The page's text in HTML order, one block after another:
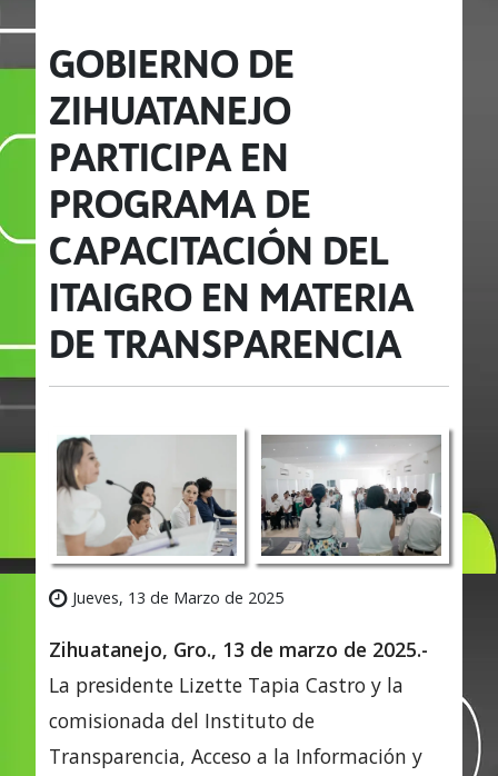
GOBIERNO DE
ZIHUATANEJO
PARTICIPA EN
PROGRAMA DE
CAPACITACIÓN DEL
ITAIGRO EN MATERIA
DE TRANSPARENCIA
Jueves, 13 de Marzo de 2025
Zihuatanejo, Gro., 13 de marzo de 2025.-
La presidente Lizette Tapia Castro y la
comisionada del Instituto de
Transparencia, Acceso a la Información y